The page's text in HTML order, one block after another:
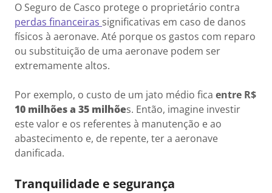
O Seguro de Casco protege o proprietário contra
perdas financeiras significativas em caso de danos
físicos à aeronave. Até porque os gastos com reparo
ou substituição de uma aeronave podem ser
extremamente altos.
Por exemplo, o custo de um jato médio fica entre R$
10 milhões a 35 milhões. Então, imagine investir
este valor e os referentes à manutenção e ao
abastecimento e, de repente, ter a aeronave
danificada.
Tranquilidade e segurança